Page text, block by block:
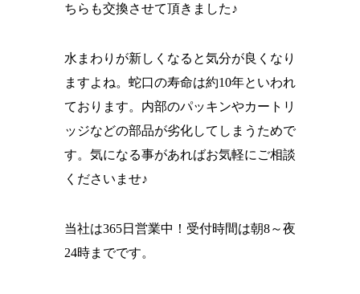
ちらも交換させて頂きました♪
水まわりが新しくなると気分が良くなり
ますよね。蛇口の寿命は約10年といわれ
ております。内部のパッキンやカートリ
ッジなどの部品が劣化してしまうためで
す。気になる事があればお気軽にご相談
くださいませ♪
当社は365日営業中！受付時間は朝8～夜
24時までです。